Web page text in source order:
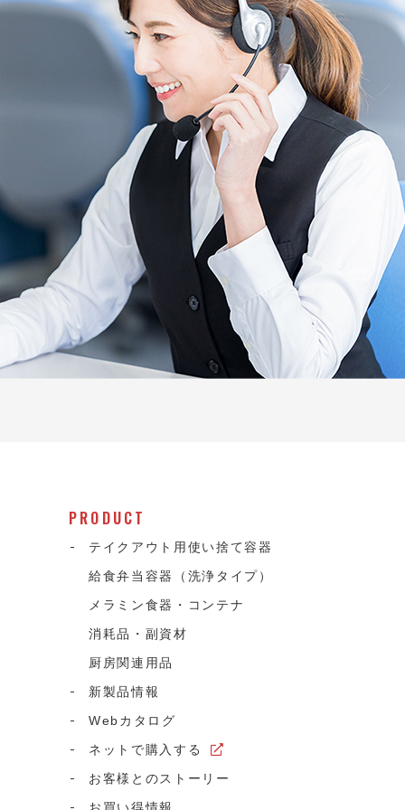
PRODUCT
テイクアウト用使い捨て容器
給食弁当容器（洗浄タイプ）
メラミン食器・コンテナ
消耗品・副資材
厨房関連用品
新製品情報
Webカタログ
ネットで購入する
お客様とのストーリー